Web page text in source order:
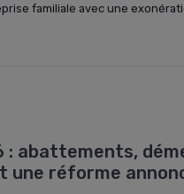
familiale avec une
: abattements,
une réforme